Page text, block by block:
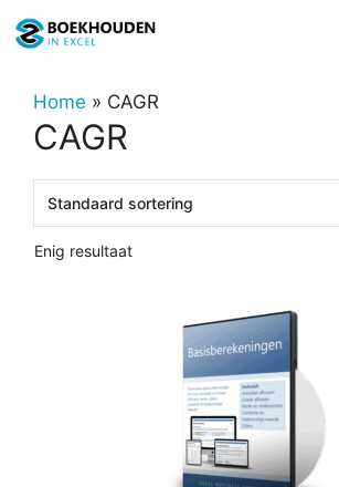
naar
inhoudHome » CAGR
CAGR
Enig resultaat